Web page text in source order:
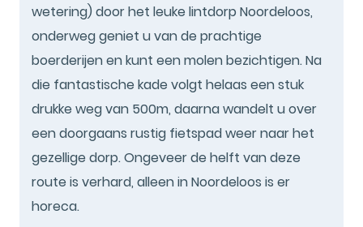
wetering) door het leuke lintdorp Noordeloos,
onderweg geniet u van de prachtige
boerderijen en kunt een molen bezichtigen. Na
die fantastische kade volgt helaas een stuk
drukke weg van 500m, daarna wandelt u over
een doorgaans rustig fietspad weer naar het
gezellige dorp. Ongeveer de helft van deze
route is verhard, alleen in Noordeloos is er
horeca.